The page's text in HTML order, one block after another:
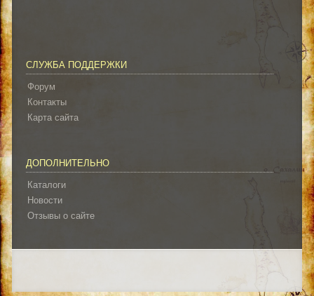
СЛУЖБА ПОДДЕРЖКИ
Форум
Контакты
Карта сайта
ДОПОЛНИТЕЛЬНО
Каталоги
Новости
Отзывы о сайте